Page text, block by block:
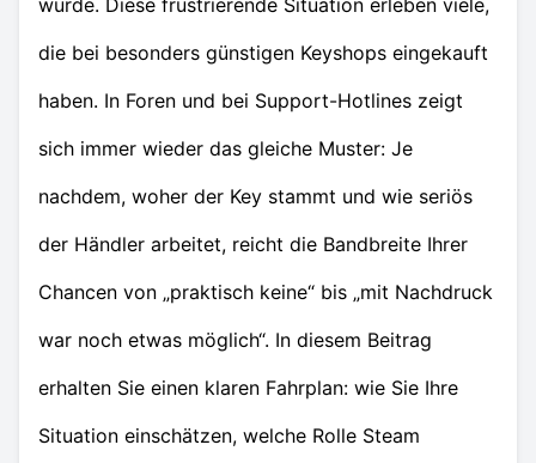
wurde. Diese frustrierende Situation erleben viele,
die bei besonders günstigen Keyshops eingekauft
haben. In Foren und bei Support-Hotlines zeigt
sich immer wieder das gleiche Muster: Je
nachdem, woher der Key stammt und wie seriös
der Händler arbeitet, reicht die Bandbreite Ihrer
Chancen von „praktisch keine“ bis „mit Nachdruck
war noch etwas möglich“. In diesem Beitrag
erhalten Sie einen klaren Fahrplan: wie Sie Ihre
Situation einschätzen, welche Rolle Steam